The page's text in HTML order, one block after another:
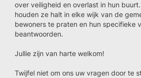
over veiligheid en overlast in hun
houden ze halt in elke wijk van de
bewoners te praten en hun specifieke
beantwoorden.
Jullie zijn van harte welkom!
Twijfel niet om ons uw vragen door te